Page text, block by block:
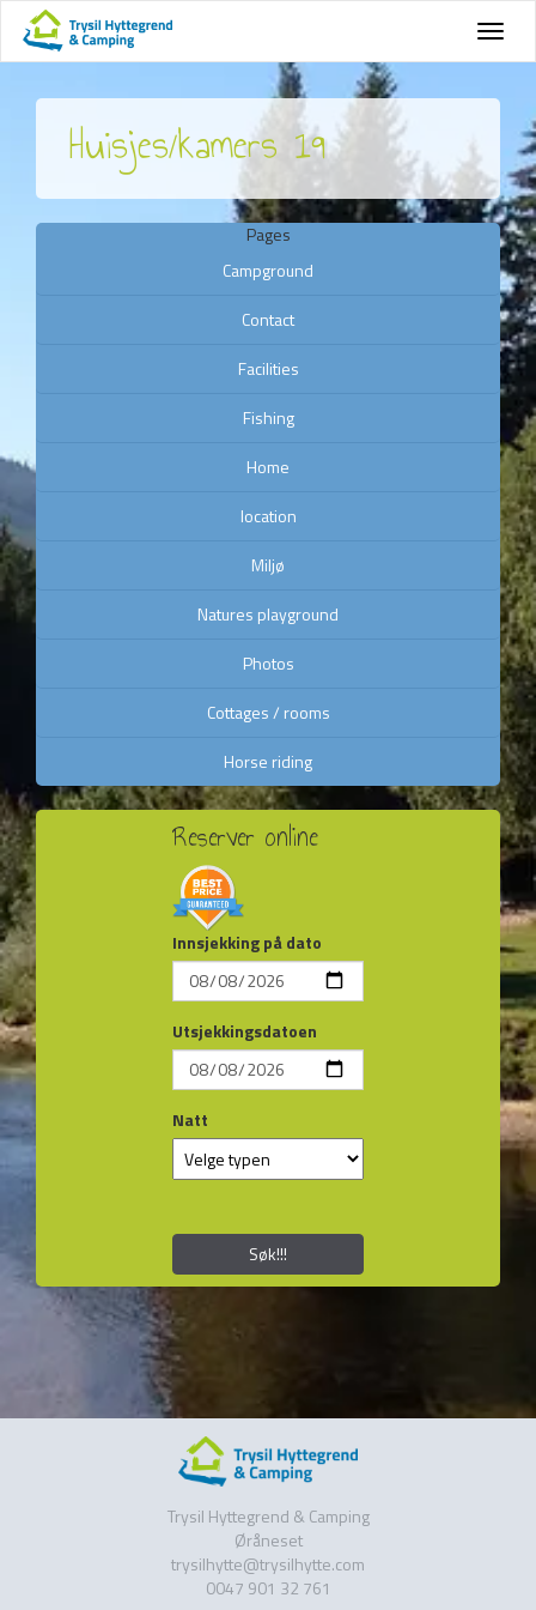
Huisjes/kamers 19
Pages
Campground
Contact
Facilities
Fishing
Home
location
Miljø
Natures playground
Photos
Cottages / rooms
Horse riding
Reserver online
Innsjekking på dato
Utsjekkingsdatoen
Natt
Søk!!!
Trysil Hyttegrend & Camping
Øråneset
trysilhytte@trysilhytte.com
0047 901 32 761